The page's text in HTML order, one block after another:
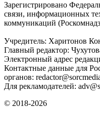
Зарегистрировано
связи, информационных
коммуникаций
Учредитель: Харитонов
Главный редактор:
Электронный адрес
Контактные данные для
органов:
Для рекламодателей:
© 2018-2026